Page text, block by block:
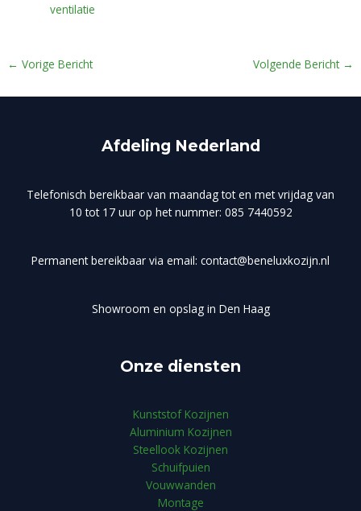
ventilatie
← Vorige Bericht Volgende Bericht →
Afdeling Nederland
Telefonisch bereikbaar van maandag tot en met vrijdag van
10 tot 17 uur op het nummer: 085 7440592
Permanent bereikbaar via email: contact@beneluxkozijn.nl
Showroom en opslag in Den Haag
Onze diensten
Kunststof Kozijnen
Aluminium Kozijnen
Steellook Kozijnen
Schuifpuien
Vouwwanden
Montage